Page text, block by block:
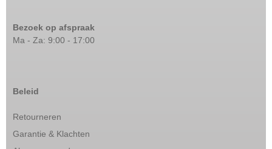
Bezoek op afspraak
Ma - Za: 9:00 - 17:00
Beleid
Retourneren
Garantie & Klachten